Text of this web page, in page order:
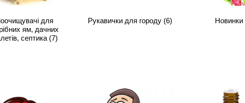
для
ям, дачних
септика (7)
Рукавички для городу (6) Новинки